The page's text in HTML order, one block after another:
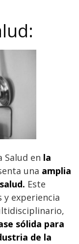
Salud en la
una amplia
Este
experiencia
sólida para
de la